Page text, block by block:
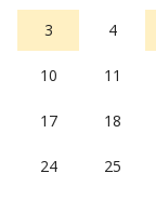
3 4
10 11
17 18
24 25